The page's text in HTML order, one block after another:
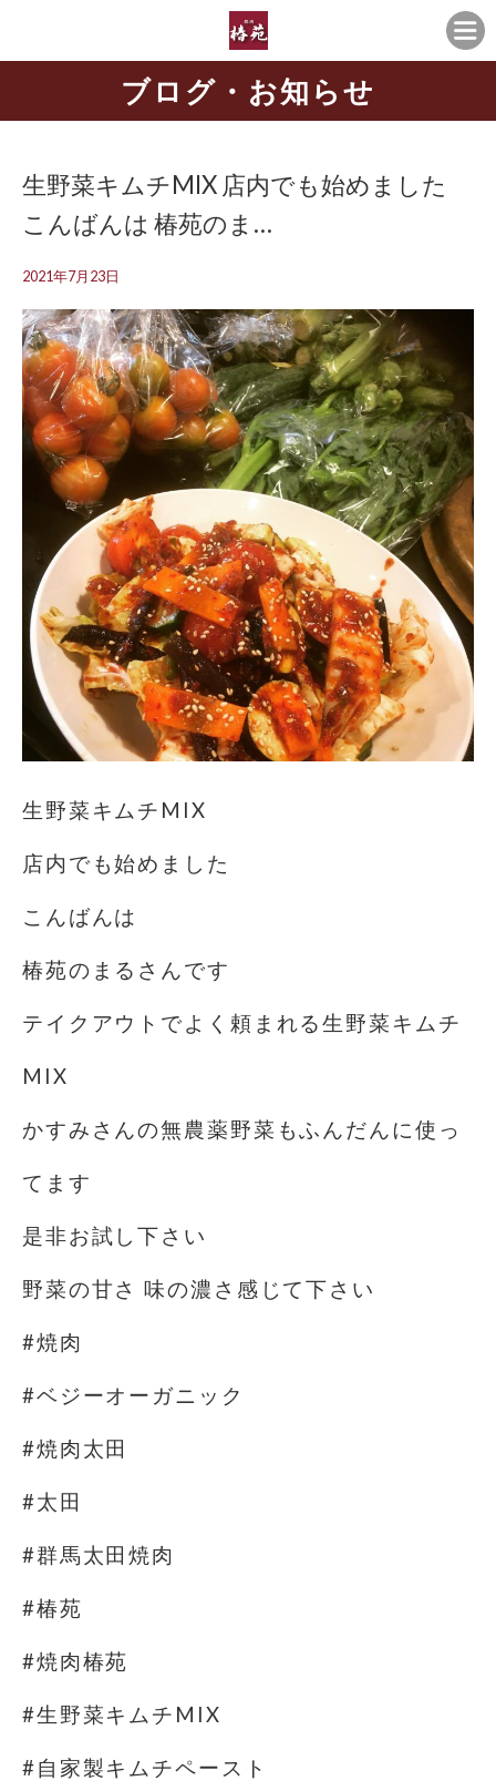
ブログ・お知らせ
生野菜キムチMIX 店内でも始めました
こんばんは 椿苑のま…
2021年7月23日
生野菜キムチMIX
店内でも始めました
こんばんは
椿苑のまるさんです
テイクアウトでよく頼まれる生野菜キムチ
MIX️
かすみさんの無農薬野菜もふんだんに使っ
てます
是非お試し下さい
野菜の甘さ 味の濃さ感じて下さい
#焼肉
#ベジーオーガニック
#焼肉太田
#太田
#群馬太田焼肉
#椿苑
#焼肉椿苑
#生野菜キムチMIX
#自家製キムチペースト